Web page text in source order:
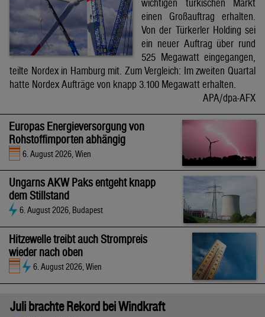
wichtigen türkischen Markt
einen Großauftrag erhalten.
Von der Türkerler Holding sei
ein neuer Auftrag über rund
525 Megawatt eingegangen,
teilte Nordex in Hamburg mit. Zum Vergleich: Im zweiten Quartal
hatte Nordex Aufträge von knapp 3.100 Megawatt erhalten.
APA/dpa-AFX
Europas Energieversorgung von
Rohstoffimporten abhängig
6. August 2026, Wien
Ungarns AKW Paks entgeht knapp
dem Stillstand
6. August 2026, Budapest
Hitzewelle treibt auch Strompreis
wieder nach oben
6. August 2026, Wien
Juli brachte Rekord bei Windkraft